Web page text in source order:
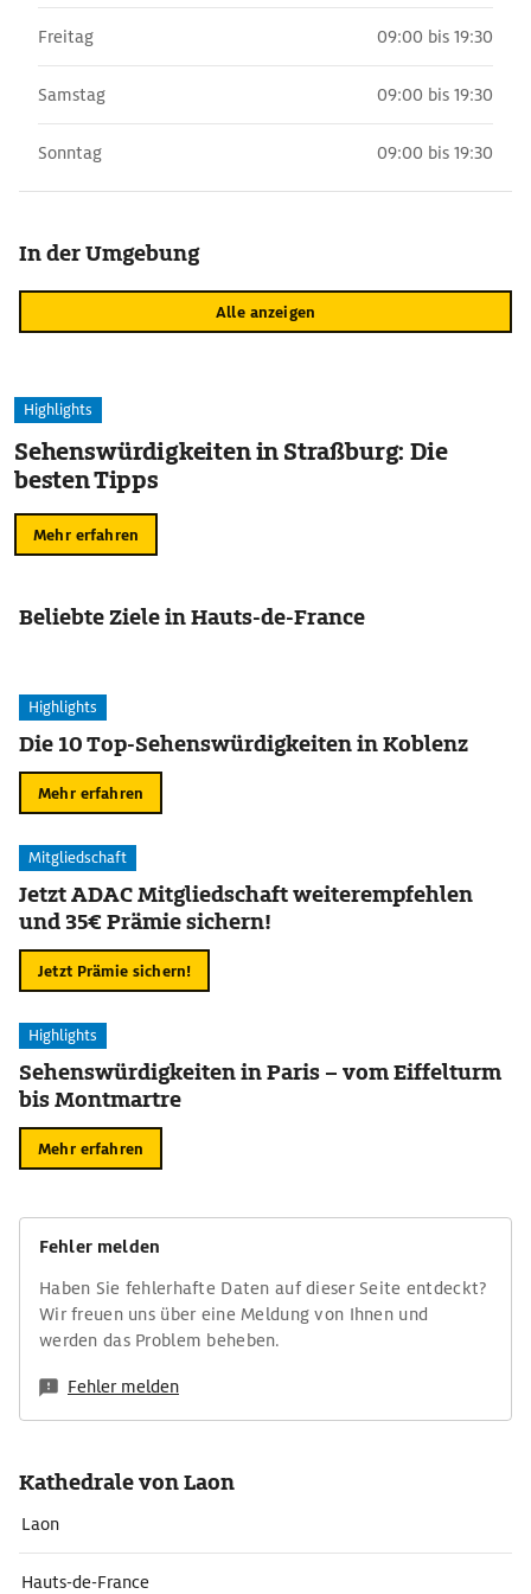
Freitag 09:00 bis 19:30
Samstag 09:00 bis 19:30
Sonntag 09:00 bis 19:30
In der Umgebung
Alle anzeigen
Highlights
Sehenswürdigkeiten in Straßburg: Die
besten Tipps
Mehr erfahren
Beliebte Ziele in Hauts-de-France
Highlights
Die 10 Top-Sehenswürdigkeiten in Koblenz
Mehr erfahren
Mitgliedschaft
Jetzt ADAC Mitgliedschaft weiterempfehlen
und 35€ Prämie sichern!
Jetzt Prämie sichern!
Highlights
Sehenswürdigkeiten in Paris – vom Eiffelturm
bis Montmartre
Mehr erfahren
Fehler melden
Haben Sie fehlerhafte Daten auf dieser Seite entdeckt?
Wir freuen uns über eine Meldung von Ihnen und
werden das Problem beheben.
Fehler melden
Kathedrale von Laon
Laon
Hauts-de-France